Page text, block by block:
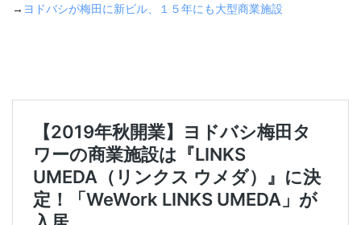
→ ヨドバシが梅田に新ビル、１５年にも大型商業施設